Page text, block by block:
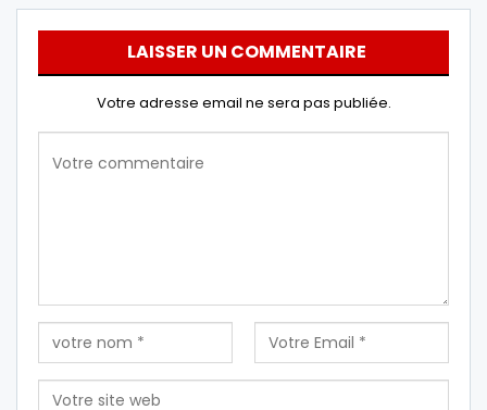
LAISSER UN COMMENTAIRE
Votre adresse email ne sera pas publiée.